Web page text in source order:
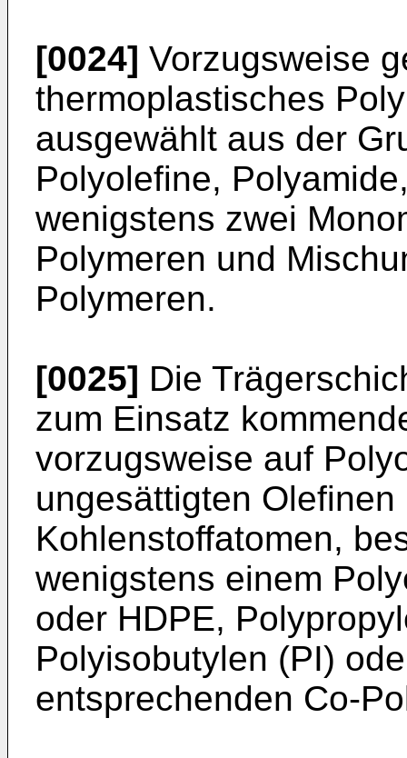
[0024] Vorzugsweise
thermoplastisches
ausgewählt aus der
Polyolefine,
wenigstens zwei
Polymeren und
Polymeren.
[0025] Die
zum Einsatz
vorzugsweise auf
ungesättigten
Kohlenstoffatomen,
wenigstens einem
oder HDPE,
Polyisobutylen (PI)
entsprechenden Co-